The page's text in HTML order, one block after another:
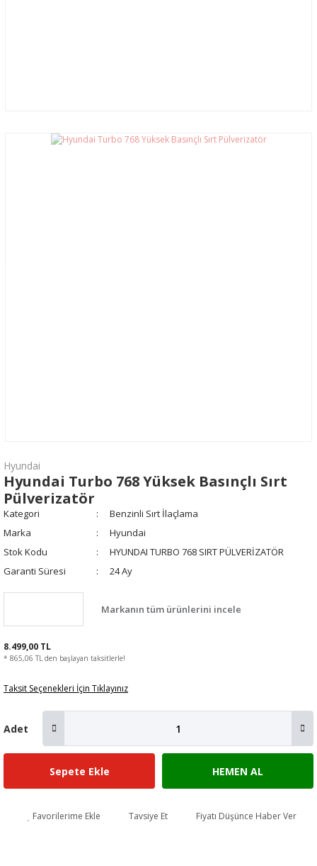
Hyundai
Hyundai Turbo 768 Yüksek Basınçlı Sırt
Pülverizatör
Kategori
Benzinli Sırt İlaçlama
Marka
Hyundai
Stok Kodu
HYUNDAI TURBO 768 SIRT PÜLVERİZATÖR
Garanti Süresi
24 Ay
Markanın tüm ürünlerini incele
8.499,00 TL
* 865,06 TL den başlayan taksitlerle!
Taksit Seçenekleri İçin Tıklayınız
Adet
Sepete Ekle HEMEN AL
Favorilerime Ekle Tavsiye Et Fiyatı Düşünce Haber Ver